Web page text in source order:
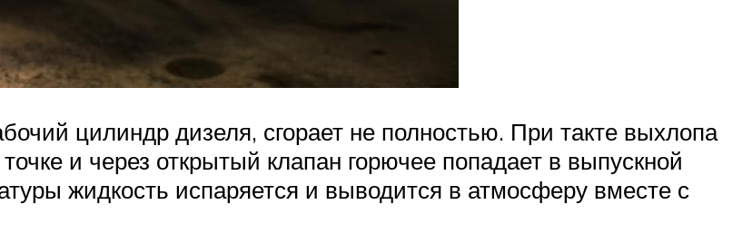
цилиндр дизеля, сгорает не полностью. При такте выхлопа
и через открытый клапан горючее попадает в выпускной
жидкость испаряется и выводится в атмосферу вместе с